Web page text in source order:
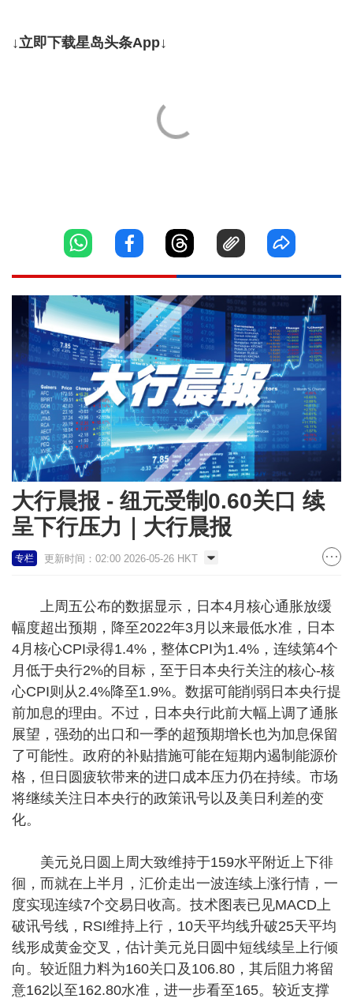
↓立即下载星岛头条App↓
大行晨报 - 纽元受制0.60关口 续
呈下行压力｜大行晨报
专栏 更新时间：02:00 2026-05-26 HKT
上周五公布的数据显示，日本4月核心通胀放缓
幅度超出预期，降至2022年3月以来最低水准，日本
4月核心CPI录得1.4%，整体CPI为1.4%，连续第4个
月低于央行2%的目标，至于日本央行关注的核心-核
心CPI则从2.4%降至1.9%。数据可能削弱日本央行提
前加息的理由。不过，日本央行此前大幅上调了通胀
展望，强劲的出口和一季的超预期增长也为加息保留
了可能性。政府的补贴措施可能在短期内遏制能源价
格，但日圆疲软带来的进口成本压力仍在持续。市场
将继续关注日本央行的政策讯号以及美日利差的变
化。
美元兑日圆上周大致维持于159水平附近上下徘
徊，而就在上半月，汇价走出一波连续上涨行情，一
度实现连续7个交易日收高。技术图表已见MACD上
破讯号线，RSI维持上行，10天平均线升破25天平均
线形成黄金交叉，估计美元兑日圆中短线续呈上行倾
向。较近阻力料为160关口及106.80，其后阻力将留
意162以至162.80水准，进一步看至165。较近支撑